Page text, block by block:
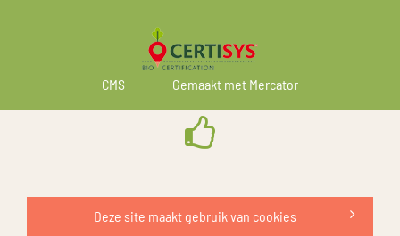
CMS Gemaakt met Mercator
Deze site maakt gebruik van cookies